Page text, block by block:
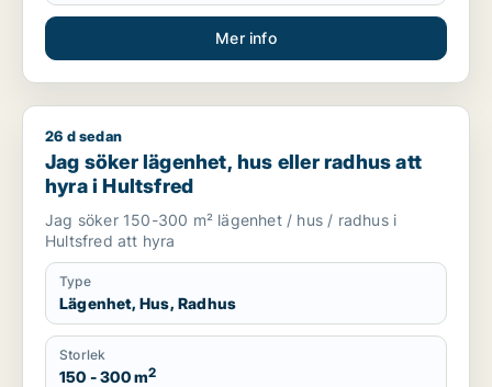
Mer info
Jag söker lägenhet, hus eller radhus att hyra i Hultsfred
26 d sedan
Jag söker lägenhet, hus eller radhus att
hyra i Hultsfred
Jag söker 150-300 m² lägenhet / hus / radhus i
Hultsfred att hyra
Type
Lägenhet, Hus, Radhus
Storlek
150 - 300 m2